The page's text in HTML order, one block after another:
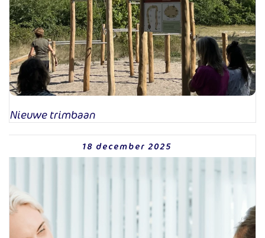
Nieuwe trimbaan
18 december 2025